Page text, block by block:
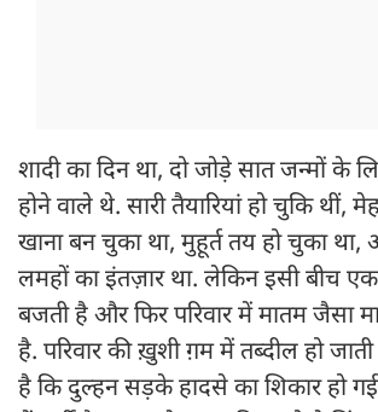
शादी का दिन था, दो जोड़े सात जन्मों के
होने वाले थे. सारी तैयारियां हो चुकि
खाना बन चुका था, मुहूर्त तय हो चुका
लमहों का इंतज़ार था. लेकिन इसी बीच
बजती है और फिर परिवार में मातम जैसा
है. परिवार की ख़ुशी ग़म में तब्दील हो
है कि दुल्हन सड़के हादसे का शिकार हो